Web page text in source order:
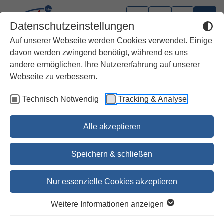
Datenschutzeinstellungen
Auf unserer Webseite werden Cookies verwendet. Einige
davon werden zwingend benötigt, während es uns
andere ermöglichen, Ihre Nutzererfahrung auf unserer
Webseite zu verbessern.
Technisch Notwendig Tracking & Analyse
Alle akzeptieren
Speichern & schließen
Nur essenzielle Cookies akzeptieren
Weitere Informationen anzeigen